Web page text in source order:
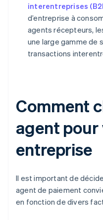
interentreprises
d’entreprise à
agents récepteurs,
une large gamme de
transactions
Comment
agent pour
entreprise
Il est important de
agent de paiement
en fonction de divers